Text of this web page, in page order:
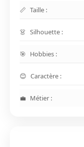
Taille :
Silhouette :
Hobbies :
Caractère :
Métier :